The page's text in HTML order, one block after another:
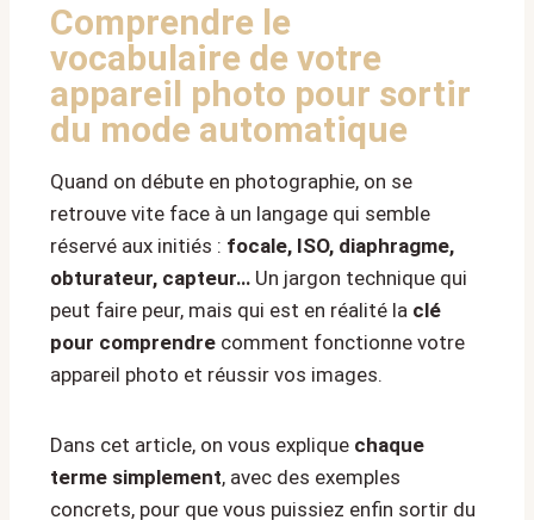
Comprendre le
vocabulaire de votre
appareil photo pour sortir
du mode automatique
Quand on débute en photographie, on se
retrouve vite face à un langage qui semble
réservé aux initiés : focale, ISO, diaphragme,
obturateur, capteur… Un jargon technique qui
peut faire peur, mais qui est en réalité la clé
pour comprendre comment fonctionne votre
appareil photo et réussir vos images.
Dans cet article, on vous explique chaque
terme simplement, avec des exemples
concrets, pour que vous puissiez enfin sortir du